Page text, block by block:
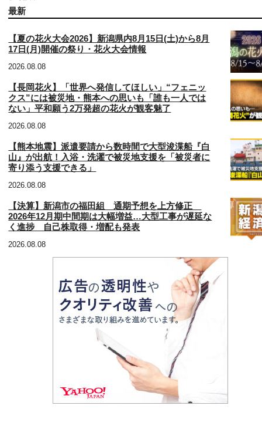
最新
【夏の花火大会2026】新潟県内8月15日(土)から8月
17日(月)開催の祭り・花火大会情報
2026.08.08
【長岡花火】「世界へ発信してほしい」“フェニッ
クス”には被災地・熊本への思いも「誰も一人では
ない」平和願う2万発超の花火が観客魅了
2026.08.08
【熊本地震】派遣要請から数時間で大型浚渫船『白
山』が出航！入浴・洗濯で被災地支援を「被災者に
寄り添う支援できる」
2026.08.08
【決算】新潟市の福田組 通期予想を上方修正
2026年12月期中間期は大幅増益…大型工事が遅延な
く進捗 自己株取得・増配も発表
2026.08.08